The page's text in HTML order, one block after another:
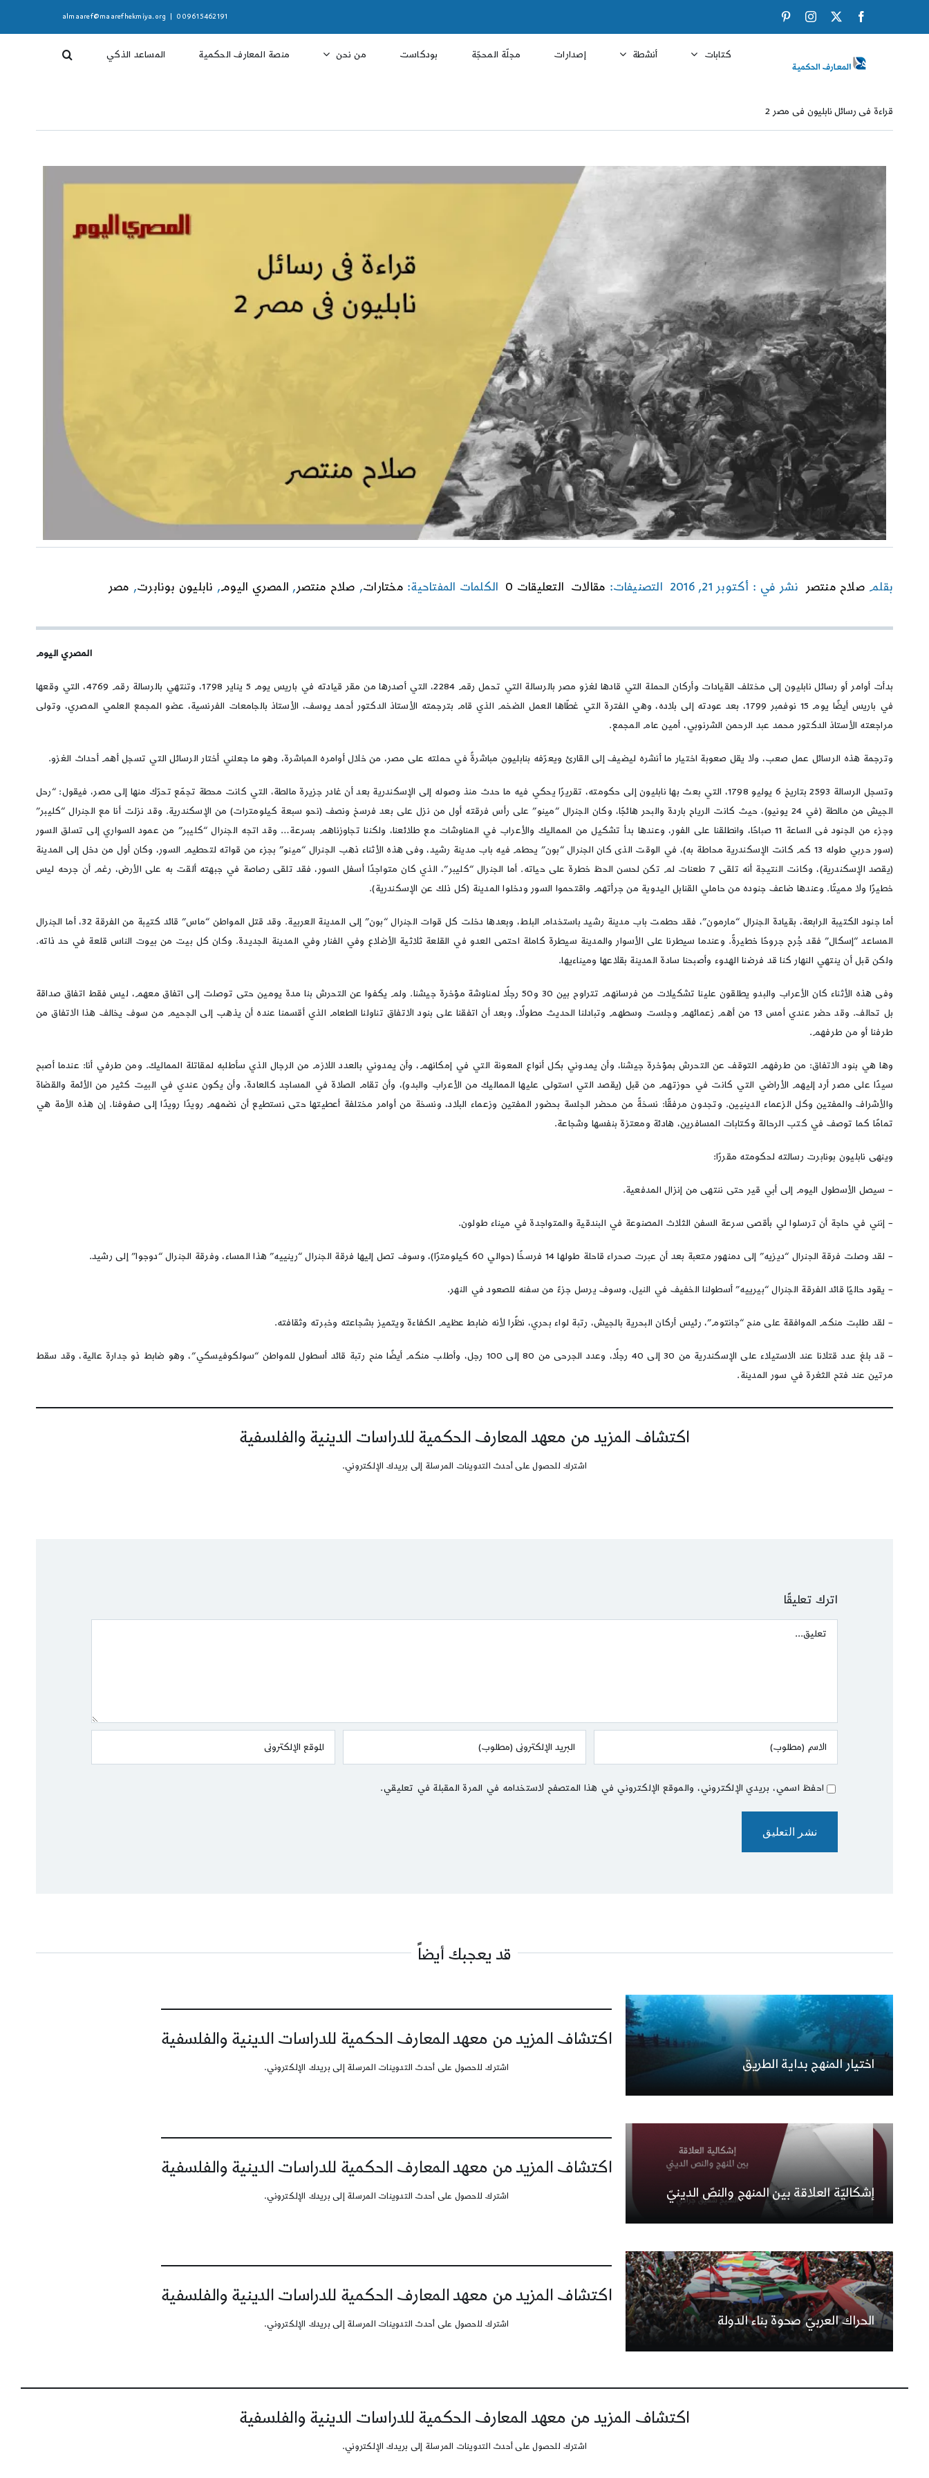
Facebook
X
Instagram
009615462191
almaaref@maarefhekmiya.org
كتابات أنشطة إصدارات مجلّة المحجّة بودكاست من نحن منصة المعارف الحكمية المساعد الذكي
قراءة فى رسائل نابليون فى مصر 2
بقلم صلاح منتصر نشر في : أكتوبر 21, 2016 التصنيفات: مقالات التعليقات 0
on
رسائل
الكلمات المفتاحية: مختارات, صلاح منتصر , المصري اليوم, نابليون بونابرت, مصر
المصري اليوم
بدأت أوامر أو رسائل نابليون إلى مختلف القيادات وأركان الحملة التي قادها لغزو مصر بالرسالة التي تحمل رقم 2284، التي أصدرها من مقر قيادته في باريس يوم 5 يناير 1798، وتنتهي بالرسالة رقم 4769، التي وقعها
في باريس أيضًا يوم 15 نوفمبر 1799، بعد عودته إلى بلاده، وهي الفترة التي غطّاها العمل الضخم الذي قام بترجمته الأستاذ الدكتور أحمد يوسف، الأستاذ بالجامعات الفرنسية، عضو المجمع العلمي المصري، وتولى
مراجعته الأستاذ الدكتور محمد عبد الرحمن الشرنوبي، أمين عام المجمع.
وترجمة هذه الرسائل عمل صعب، ولا يقل صعوبة اختيار ما أنشره ليضيف إلى القارئ ويعرّفه بنابليون مباشرةً في حملته على مصر، من خلال أوامره المباشرة، وهو ما جعلني أختار الرسائل التي تسجل أهم أحداث الغزو.
وتسجل الرسالة 2593 بتاريخ 6 يوليو 1798، التي بعث بها نابليون إلى حكومته، تقريرًا يحكي فيه ما حدث منذ وصوله إلى الإسكندرية بعد أن غادر جزيرة مالطة، التي كانت محطة تجمّع تحرّك منها إلى مصر، فيقول: “رحل
الجيش من مالطة (في 24 يونيو)، حيث كانت الرياح باردة والبحر هائجًا، وكان الجنرال “مينو” على رأس فرقته أول من نزل على بعد فرسخ ونصف (نحو سبعة كيلومترات) من الإسكندرية. وقد نزلت أنا مع الجنرال “كليبر”
وجزء من الجنود فى الساعة 11 صباحًا، وانطلقنا على الفور، وعندها بدأ تشكيل من المماليك والأعراب في المناوشات مع طلائعنا، ولكننا تجاوزناهم بسرعة… وقد اتجه الجنرال “كليبر” من عمود السواري إلى تسلق السور
(سور حربي طوله 13 كم كانت الإسكندرية محاطة به)، في الوقت الذى كان الجنرال “بون” يحطم فيه باب مدينة رشيد، وفى هذه الأثناء ذهب الجنرال “مينو” بجزء من قواته لتحطيم السور، وكان أول من دخل إلى المدينة
(يقصد الإسكندرية)، وكانت النتيجة أنه تلقى 7 طعنات لم تكن لحسن الحظ خطرة على حياته. أما الجنرال “كليبر”، الذي كان متواجدًا أسفل السور، فقد تلقى رصاصة في جبهته ألقت به على الأرض، رغم أن جرحه ليس
خطيرًا ولا مميتًا. وعندها ضاعف جنوده من حاملي القنابل اليدوية من جرأتهم واقتحموا السور ودخلوا المدينة (كل ذلك عن الإسكندرية).
أما جنود الكتيبة الرابعة، بقيادة الجنرال “مارمون”، فقد حطمت باب مدينة رشيد باستخدام البلط، وبعدها دخلت كل قوات الجنرال “بون” إلى المدينة العربية. وقد قتل المواطن “ماس” قائد كتيبة من الفرقة 32، أما الجنرال
المساعد “إسكال” فقد جُرح جروحًا خطيرةً. وعندما سيطرنا على الأسوار والمدينة سيطرة كاملة احتمى العدو في القلعة ثلاثية الأضلاع وفي الفنار وفي المدينة الجديدة. وكان كل بيت من بيوت الناس قلعة في حد ذاته.
ولكن قبل أن ينتهي النهار كنا قد فرضنا الهدوء وأصبحنا سادة المدينة بقلاعها وميناءيها.
وفى هذه الأثناء كان الأعراب والبدو يطلقون علينا تشكيلات من فرسانهم تتراوح بين 30 و50 رجلًا لمناوشة مؤخرة جيشنا. ولم يكفوا عن التحرش بنا مدة يومين حتى توصلت إلى اتفاق معهم، ليس فقط اتفاق صداقة
بل تحالف. وقد حضر عندي أمس 13 من أهم زعمائهم وجلست وسطهم وتبادلنا الحديث مطولًا، وبعد أن اتفقنا على بنود الاتفاق تناولنا الطعام الذي أقسمنا عنده أن يذهب إلى الجحيم من سوف يخالف هذا الاتفاق من
طرفنا أو من طرفهم.
وها هي بنود الاتفاق: من طرفهم التوقف عن التحرش بمؤخرة جيشنا، وأن يمدوني بكل أنواع المعونة التي في إمكانهم، وأن يمدوني بالعدد اللازم من الرجال الذي سأطلبه لمقاتلة المماليك. ومن طرفي أنا: عندما أصبح
سيدًا على مصر أرد إليهم الأراضي التي كانت في حوزتهم من قبل (يقصد التي استولى عليها المماليك من الأعراب والبدو)، وأن تقام الصلاة في المساجد كالعادة، وأن يكون عندي في البيت كثير من الأئمة والقضاة
والأشراف والمفتين وكل الزعماء الدينيين. وتجدون مرفقًا: نسخةً من محضر الجلسة بحضور المفتين وزعماء البلاد، ونسخة من أوامر مختلفة أعطيتها حتى نستطيع أن نضمهم رويدًا رويدًا إلى صفوفنا. إن هذه الأمة هي
تمامًا كما توصف في كتب الرحالة وكتابات المسافرين، هادئة ومعتزة بنفسها وشجاعة.
وينهى نابليون بونابرت رسالته لحكومته مقررًا:
– سيصل الأسطول اليوم إلى أبي قير حتى ننتهى من إنزال المدفعية.
– إنني في حاجة أن ترسلوا لي بأقصى سرعة السفن الثلاث المصنوعة في البندقية والمتواجدة في ميناء طولون.
– لقد وصلت فرقة الجنرال “ديزيه” إلى دمنهور متعبة بعد أن عبرت صحراء قاحلة طولها 14 فرسخًا (حوالي 60 كيلومترًا)، وسوف تصل إليها فرقة الجنرال “رينييه” هذا المساء، وفرقة الجنرال “دوجوا” إلى رشيد.
– يقود حاليًا قائد الفرقة الجنرال “بيرييه” أسطولنا الخفيف في النيل، وسوف يرسل جزءً من سفنه للصعود في النهر.
– لقد طلبت منكم الموافقة على منح “جانتوم”، رئيس أركان البحرية بالجيش، رتبة لواء بحري، نظًرا لأنه ضابط عظيم الكفاءة ويتميز بشجاعته وخبرته وثقافته.
– قد بلغ عدد قتلانا عند الاستيلاء على الإسكندرية من 30 إلى 40 رجلًا، وعدد الجرحى من 80 إلى 100 رجل، وأطلب منكم أيضًا منح رتبة قائد أسطول للمواطن “سولكوفيسكي”، وهو ضابط ذو جدارة عالية، وقد سقط
مرتين عند فتح الثغرة في سور المدينة.
اكتشاف المزيد من معهد المعارف الحكمية للدراسات الدينية والفلسفية
اشترك للحصول على أحدث التدوينات المرسلة إلى بريدك الإلكتروني.
اترك تعليقًا
Comment
احفظ اسمي، بريدي الإلكتروني، والموقع الإلكتروني في هذا المتصفح لاستخدامه في المرة المقبلة في تعليقي.
قد يعجبك أيضاً
اختيار المنهج بداية الطريق
اكتشاف المزيد من معهد المعارف الحكمية للدراسات الدينية والفلسفية
اشترك للحصول على أحدث التدوينات المرسلة إلى بريدك الإلكتروني.
إشكاليّة العلاقة بين المنهج والنصّ الدينيّ
اكتشاف المزيد من معهد المعارف الحكمية للدراسات الدينية والفلسفية
اشترك للحصول على أحدث التدوينات المرسلة إلى بريدك الإلكتروني.
الحراك العربيّ صحوة بناء الدولة
اكتشاف المزيد من معهد المعارف الحكمية للدراسات الدينية والفلسفية
اشترك للحصول على أحدث التدوينات المرسلة إلى بريدك الإلكتروني.
اكتشاف المزيد من معهد المعارف الحكمية للدراسات الدينية والفلسفية
اشترك للحصول على أحدث التدوينات المرسلة إلى بريدك الإلكتروني.